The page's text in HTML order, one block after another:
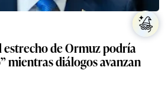
estrecho de Ormuz podría
mientras diálogos avanzan